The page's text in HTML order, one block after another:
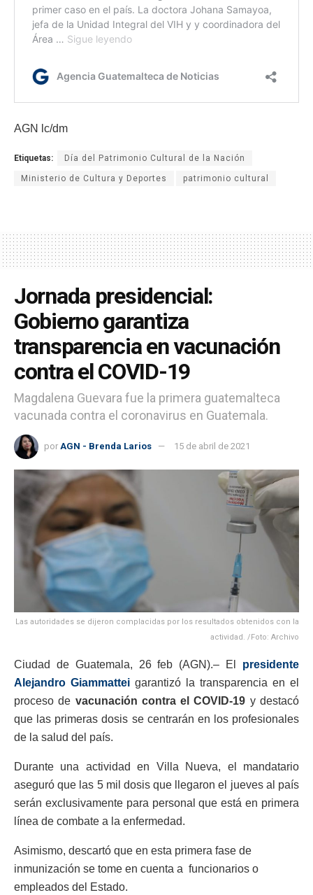
AGN lc/dm
Etiquetas: Día del Patrimonio Cultural de la Nación
Ministerio de Cultura y Deportes patrimonio cultural
Jornada presidencial:
Gobierno garantiza
transparencia en vacunación
contra el COVID-19
Magdalena Guevara fue la primera guatemalteca
vacunada contra el coronavirus en Guatemala.
por AGN - Brenda Larios 15 de abril de 2021
Las autoridades se dijeron complacidas por los resultados obtenidos con la
actividad. /Foto: Archivo
Ciudad de Guatemala, 26 feb (AGN).– El presidente
Alejandro Giammattei garantizó la transparencia en el
proceso de vacunación contra el COVID-19 y destacó
que las primeras dosis se centrarán en los profesionales
de la salud del país.
Durante una actividad en Villa Nueva, el mandatario
aseguró que las 5 mil dosis que llegaron el jueves al país
serán exclusivamente para personal que está en primera
línea de combate a la enfermedad.
Asimismo, descartó que en esta primera fase de
inmunización se tome en cuenta a funcionarios o
empleados del Estado.